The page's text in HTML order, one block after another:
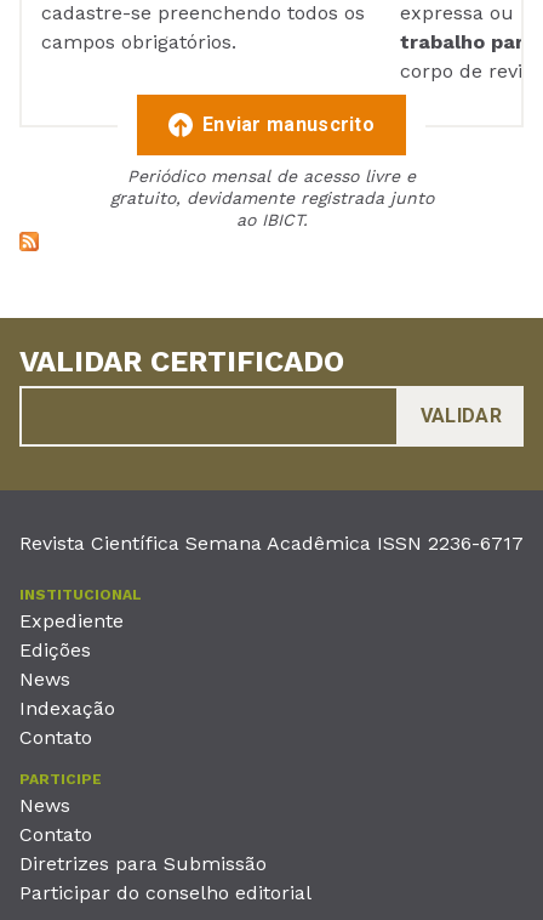
cadastre-se preenchendo todos os
campos obrigatórios.
expressa ou
trabalho para
corpo de
Enviar manuscrito
Periódico mensal de acesso livre e
gratuito, devidamente registrada junto
ao IBICT.
VALIDAR CERTIFICADO
Revista Científica Semana Acadêmica ISSN 2236-6717
INSTITUCIONAL
Expediente
Edições
News
Indexação
Contato
PARTICIPE
News
Contato
Diretrizes para Submissão
Participar do conselho editorial